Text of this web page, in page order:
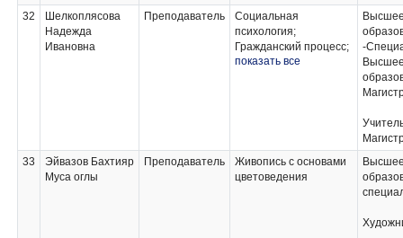
рекламный";
Основы
межкультурной
коммуникации;
32
Шелкоплясова
Надежда
Ивановна
Преподаватель
Социальная
психология;
Гражданский процесс;
Психология
деятельности;
Психология массовых
коммуникаций
показать все
-
33
Эйвазов Бахтияр
Муса оглы
Преподаватель
Живопись с основами
цветоведения